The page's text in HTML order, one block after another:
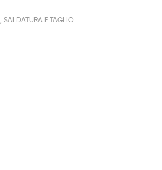
,SALDATURA E TAGLIO